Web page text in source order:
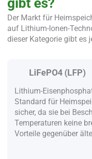
Der Markt für
auf Lithium-Ionen-
dieser Kategorie gibt es
LiFePO4 (LFP)
Lithium-
Standard für
sicher, da sie bei
Temperaturen keine
Vorteile gegenüber